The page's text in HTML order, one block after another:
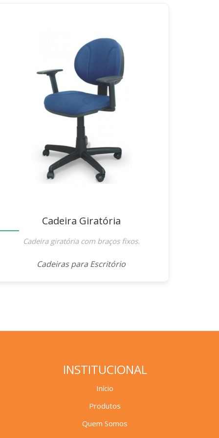
Cadeira Giratória
Cadeira giratória com braços fixos.
Cadeiras para Escritório
INSTITUCIONAL
Início
Produtos
Quem Somos